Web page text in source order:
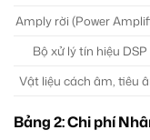
Amply rời (Power
Bộ xử lý tín hiệu DSP
Vật liệu cách âm, tiêu
Bảng 2: Chi phí